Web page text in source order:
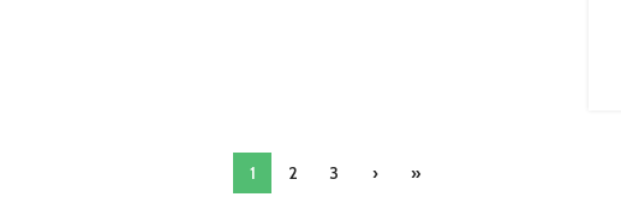
1 2 3 › »